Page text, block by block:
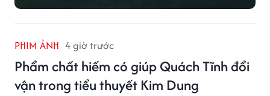
PHIM ẢNH 4 giờ trước
Phẩm chất hiếm có giúp Quách Tĩnh đổi
vận trong tiểu thuyết Kim Dung